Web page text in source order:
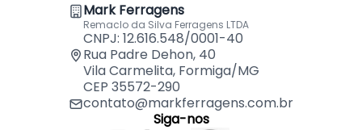
- Fixação para pendurar quadros e objetos (até 1,5
Mark Ferragens
Remaclo da Silva Ferragens LTDA
CNPJ: 12.616.548/0001-40
Rua Padre Dehon, 40
Vila Carmelita, Formiga/MG
CEP 35572-290
contato@markferragens.com.br
Siga-nos